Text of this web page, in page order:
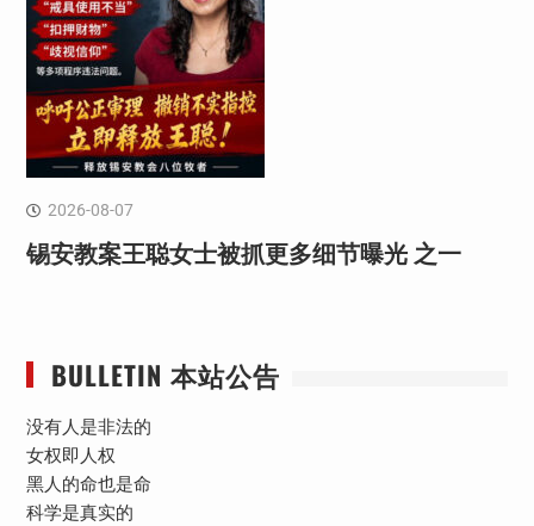
2026-08-07
锡安教案王聪女士被抓更多细节曝光 之一
BULLETIN 本站公告
没有人是非法的
女权即人权
黑人的命也是命
科学是真实的